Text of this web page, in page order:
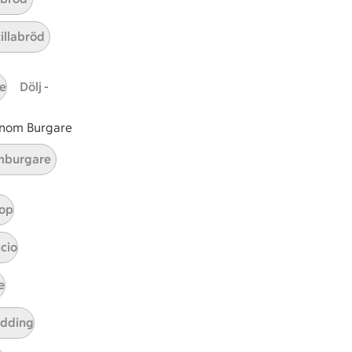
Dölj -
Burgare
kommentarer
tillaga
har Medel svårighetsgrad